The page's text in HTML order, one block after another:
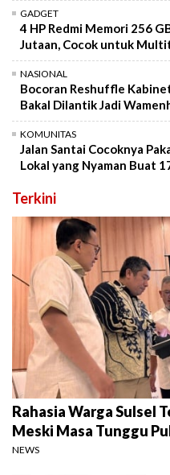
GADGET
4 HP Redmi Memori 256
Jutaan, Cocok untuk
NASIONAL
Bocoran Reshuffle
Bakal Dilantik Jadi
KOMUNITAS
Jalan Santai Cocoknya
Lokal yang Nyaman Buat
Terkini
Rahasia Warga Sulsel
Meski Masa Tunggu
NEWS